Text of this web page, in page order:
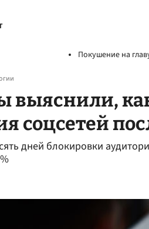
Покушение на
выяснили,
соцсетей
дней блокировки